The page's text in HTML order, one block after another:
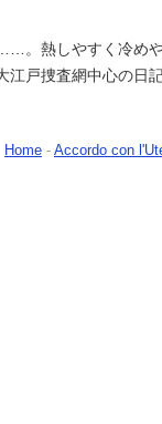
。熱しやすく冷め
江戸捜査網中心の日
Home - Accordo con